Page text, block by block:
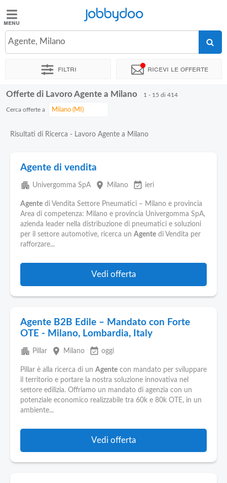
Jobbydoo
Offerte
Stipendi
Elenco
Blog
Pubblica
Offerte
Aziende
Jobbydoo
Agente, Milano
Filtri Ricevi le offerte
Offerte di Lavoro Agente a Milano 1 - 15 di 414
Cerca offerte a
Risultati di Ricerca - Lavoro Agente a Milano
Agente di vendita
apartment Univergomma SpA place Milano event_available ieri
Agente di Vendita Settore Pneumatici – Milano e provincia
Area di competenza: Milano e provincia Univergomma SpA,
azienda leader nella distribuzione di pneumatici e soluzioni
per il settore automotive, ricerca un Agente di Vendita per
rafforzare...
Vedi offerta
Agente B2B Edile – Mandato con Forte
OTE - Milano, Lombardia, Italy
apartment Pillar place Milano event_available oggi
Pillar è alla ricerca di un Agente con mandato per sviluppare
il territorio e portare la nostra soluzione innovativa nel
settore edilizia. Offriamo un mandato di agenzia con un
potenziale economico realizzabile tra 60k e 80k OTE, in un
ambiente...
Vedi offerta